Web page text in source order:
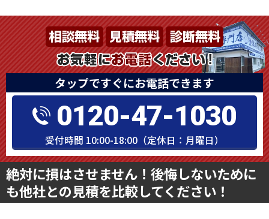
タップですぐにお電話できます
0120-47-1030
受付時間 10:00-18:00（定休日：月曜日）
絶対に損はさせません！後悔しないために
も他社との見積を比較してください！